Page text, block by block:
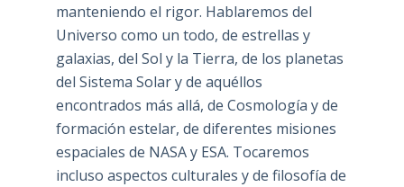
manteniendo el rigor. Hablaremos del
Universo como un todo, de estrellas y
galaxias, del Sol y la Tierra, de los planetas
del Sistema Solar y de aquéllos
encontrados más allá, de Cosmología y de
formación estelar, de diferentes misiones
espaciales de NASA y ESA. Tocaremos
incluso aspectos culturales y de filosofía de